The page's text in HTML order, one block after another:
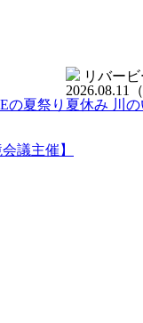
の夏祭り
リバー
2026.08.11
夏休み 川
議主催】